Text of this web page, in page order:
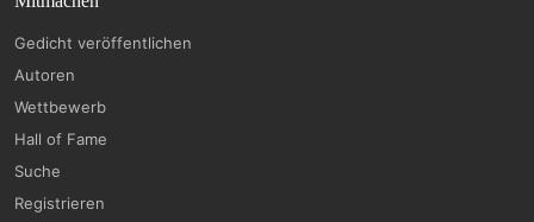
Gedicht veröffentlichen
Autoren
Wettbewerb
Hall of Fame
Suche
Registrieren